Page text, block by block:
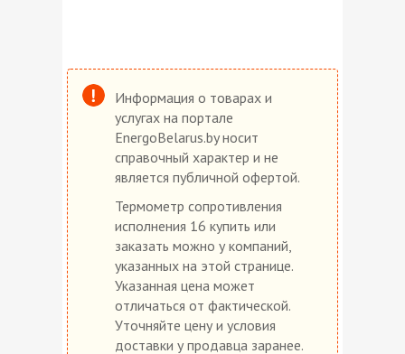
Информация о товарах и
услугах на портале
EnergoBelarus.by носит
справочный характер и не
является публичной офертой.
Термометр сопротивления
исполнения 16 купить или
заказать можно у компаний,
указанных на этой странице.
Указанная цена может
отличаться от фактической.
Уточняйте цену и условия
доставки у продавца заранее.